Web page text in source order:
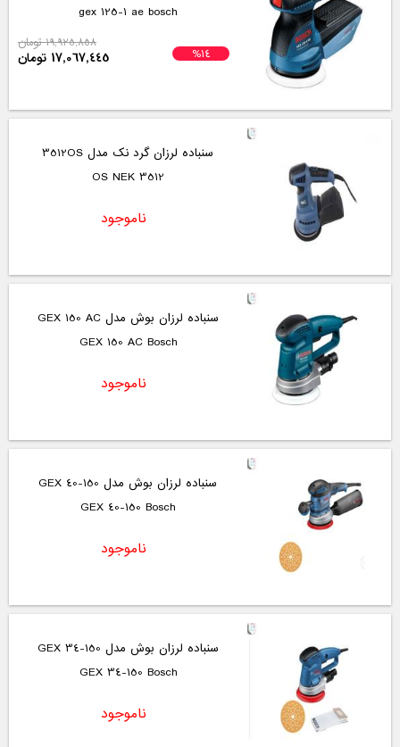
gex 125-1 ae bosch
%14
19,925,858 تومان
17,067,445 تومان
سنباده لرزان گرد نک مدل 3512OS
3512 OS NEK
ناموجود
سنباده لرزان بوش مدل GEX 150 AC
GEX 150 AC Bosch
ناموجود
سنباده لرزان بوش مدل GEX 40-150
GEX 40-150 Bosch
ناموجود
سنباده لرزان بوش مدل GEX 34-150
GEX 34-150 Bosch
ناموجود